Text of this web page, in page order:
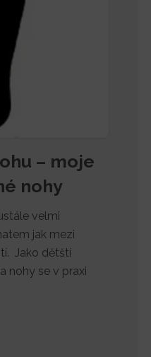
– moje
nohy
velmi
jak mezi
Jako dětští
nohy se v praxi